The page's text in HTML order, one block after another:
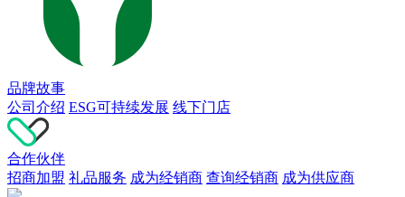
品牌故事
公司介绍 ESG可持续发展 线下门店
合作伙伴
招商加盟 礼品服务 成为经销商 查询经销商 成为供应商